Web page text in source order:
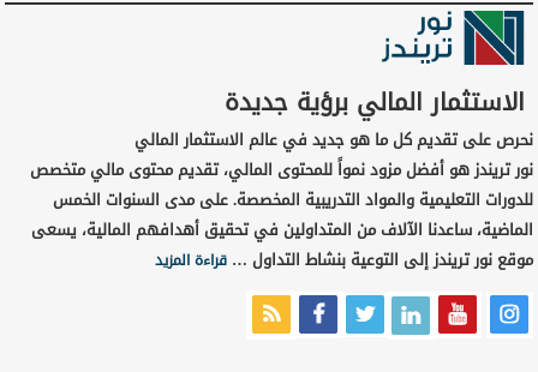
الاستثمار المالي برؤية جديدة
نحرص على تقديم كل ما هو جديد في عالم الاستثمار المالي
نور تريندز هو أفضل مزود نمواً للمحتوى المالي، تقديم محتوى مالي متخصص
للدورات التعليمية والمواد التدريبية المخصصة. على مدى السنوات الخمس
الماضية، ساعدنا الآلاف من المتداولين في تحقيق أهدافهم المالية، يسعى
موقع نور تريندز إلى التوعية بنشاط التداول …قراءة المزيد